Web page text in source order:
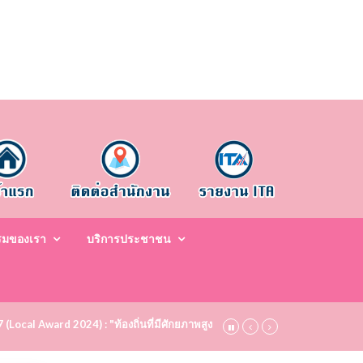
ของเรา บริการประชาชน